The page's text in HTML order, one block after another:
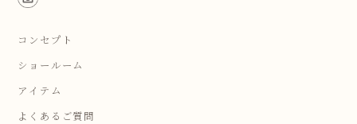
コンセプト
ショールーム
アイテム
よくあるご質問